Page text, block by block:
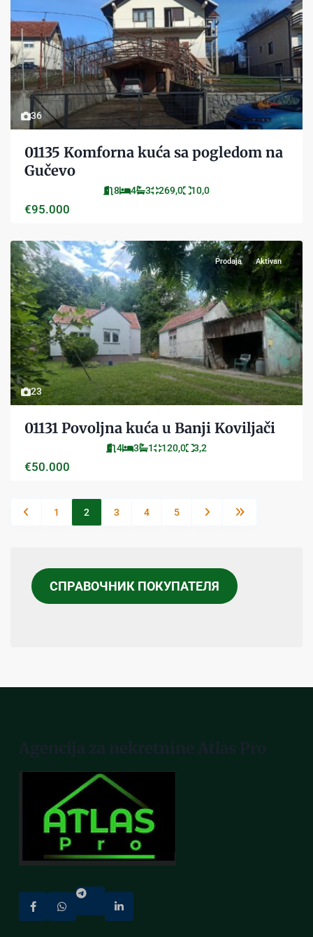
36
01135 Komforna kuća sa pogledom na
Gučevo
8 4 3 269,0 10,0
€95.000
23
Prodaja Aktivan
01131 Povoljna kuća u Banji Koviljači
4 3 1 120,0 3,2
€50.000
1 2 3 4 5
СПРАВОЧНИК ПОКУПАТЕЛЯ